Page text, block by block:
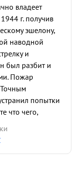
владеет
г. получив
эшелону,
наводной
и
был разбит и
Пожар
попытки
что чего,